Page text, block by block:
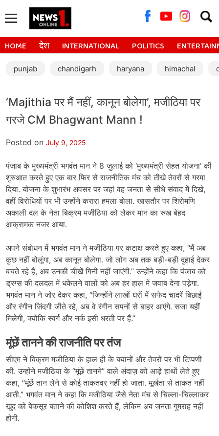
for:
HOME देश INTERNATIONAL POLITICS
punjab chandigarh haryana himachal
‘Majithia पर मैं नहीं, कानून बोलेगा’, मजीठिया पर
गरजे CM Bhagwant Mann !
Posted on July 9, 2025
पंजाब के मुख्यमंत्री भगवंत मान ने 8 जुलाई को ‘मुख्यमंत्री सेहत योजना’ की
शुरुआत करते हुए एक बार फिर से राजनीतिक मंच को तीखे तेवरों से गरमा
दिया. योजना के शुभारंभ अवसर पर जहां वह जनता से सीधे संवाद में दिखे,
वहीं विरोधियों पर भी उन्होंने करारा हमला बोला. खासतौर पर शिरोमणि
अकाली दल के नेता बिक्रम मजीठिया को लेकर मान का रुख बेहद
आक्रामक नजर आया.
अपने संबोधन में भगवंत मान ने मजीठिया पर कटाक्ष करते हुए कहा, “मैं अब
कुछ नहीं बोलूंगा, अब कानून बोलेगा. जो लोग अब तक बड़ी-बड़ी दुहाई देकर
बचते रहे हैं, अब उनकी चीखें गिनी नहीं जाएंगी.” उन्होंने कहा कि पंजाब को
ड्रग्स की दलदल में धकेलने वालों को अब हर हाल में जवाब देना पड़ेगा.
भगवंत मान ने जोर देकर कहा, “जिन्होंने लाखों घरों में सफेद चादरें बिछाईं
और रंगीन जिंदगी जीते रहे, अब वे रंगीन सपनों से बाहर आएंगे. सजा यहीं
मिलेगी, क्योंकि स्वर्ग और नर्क इसी धरती पर हैं.”
मूंछें तानने की राजनीति पर तंज
सीएम ने बिक्रम मजीठिया के हाल ही के बयानों और तेवरों पर भी टिप्पणी
की. उन्होंने मजीठिया के “मूंछें तानने” वाले अंदाज़ को आड़े हाथों लेते हुए
कहा, “मूंछें तान लेने से कोई ताकतवर नहीं हो जाता. मूर्खता से ताकत नहीं
आती.” भगवंत मान ने कहा कि मजीठिया जैसे नेता मंच से चिल्ला-चिल्लाकर
खुद को बेकसूर बताने की कोशिश करते हैं, लेकिन अब जनता गुमराह नहीं
होगी.